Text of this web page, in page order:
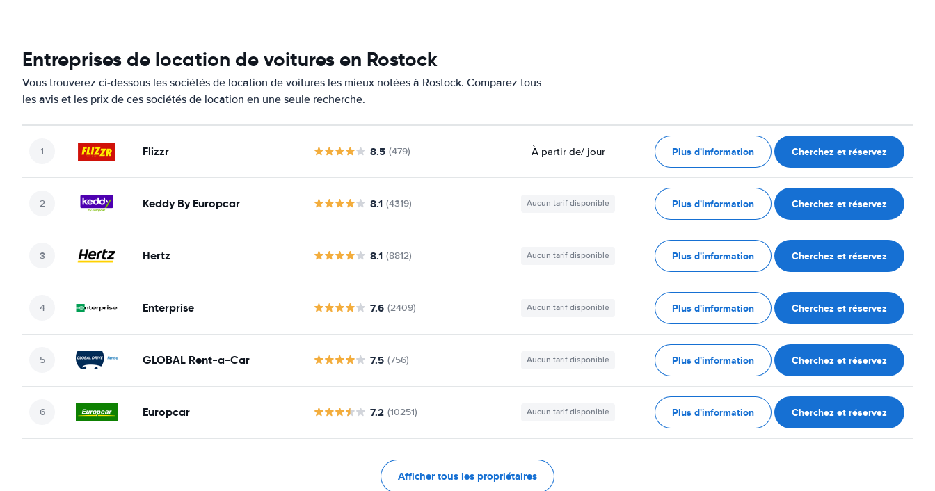
Entreprises de location de voitures en Rostock
Vous trouverez ci-dessous les sociétés de location de voitures les mieux notées à Rostock. Comparez tous
les avis et les prix de ces sociétés de location en une seule recherche.
Flizzr 8.5 (479) À partir de/ jour Plus d'information Cherchez et réservez
Keddy By Europcar 8.1 (4319) Aucun tarif disponible Plus d'information Cherchez et réservez
Hertz 8.1 (8812) Aucun tarif disponible Plus d'information Cherchez et réservez
Enterprise 7.6 (2409) Aucun tarif disponible Plus d'information Cherchez et réservez
GLOBAL Rent-a-Car 7.5 (756) Aucun tarif disponible Plus d'information Cherchez et réservez
Europcar 7.2 (10251) Aucun tarif disponible Plus d'information Cherchez et réservez
Afficher tous les propriétaires